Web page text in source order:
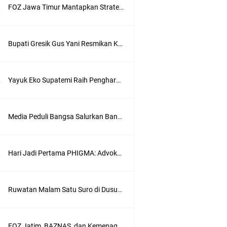
FOZ Jawa Timur Mantapkan Strategi Semester II 2026, Fokus pada Penguatan SDM Amil dan Kolaborasi BerdampakNarasi
Bupati Gresik Gus Yani Resmikan Kantor Desa Sidoraharjo: Simbol Komitmen Pelayanan Publik dan Kepedulian Sosial
Yayuk Eko Supatemi Raih Penghargaan IGA Jatim, Inovasi Wayang Kulit untuk Anak Berkebutuhan Khusus
Media Peduli Bangsa Salurkan Bantuan Alat Bantu Jalan untuk Lansia
Hari Jadi Pertama PHIGMA: Advokat dan LBH Perkuat Soliditas di Jakarta
Ruwatan Malam Satu Suro di Dusun Kedungsekar Lor, Tradisi Luhur yang Terus Istiqomah